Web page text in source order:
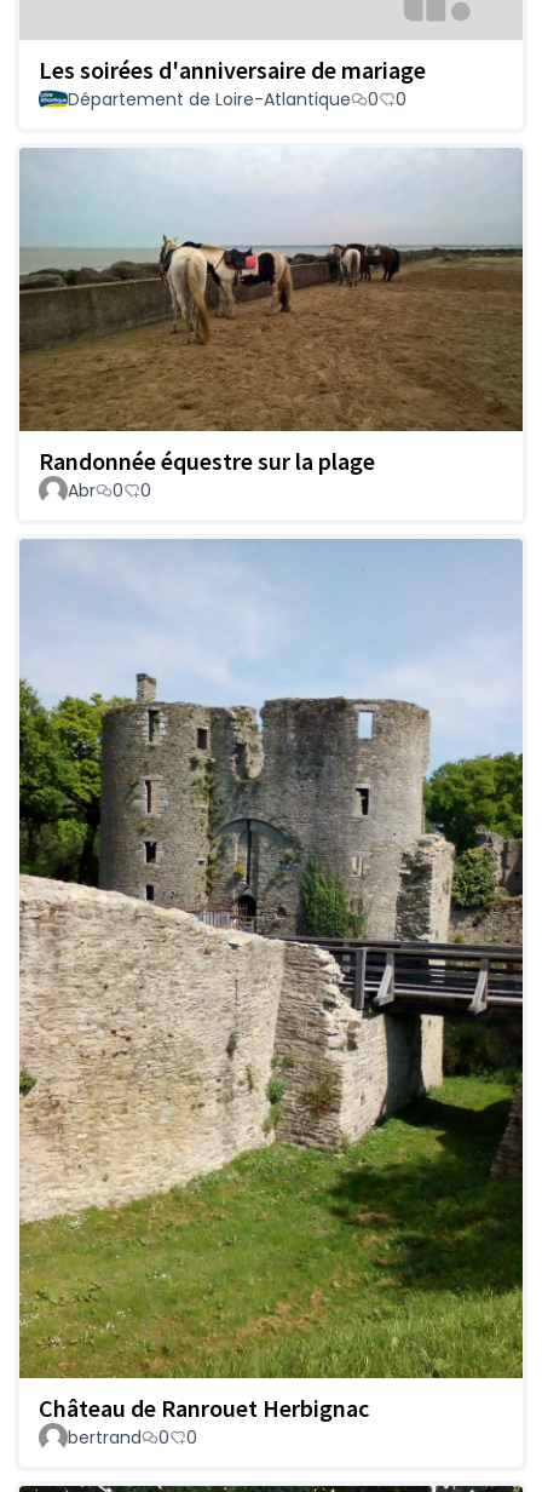
Les soirées d'anniversaire de mariage
Département de Loire-Atlantique 0 0
Randonnée équestre sur la plage
Abr 0 0
Château de Ranrouet Herbignac
bertrand 0 0